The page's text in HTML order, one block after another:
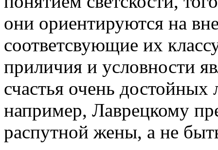
они ориентируются на
соответсвующие их
приличия и условности
счастья очень
например, Лаврецкому
распутной жены, а не